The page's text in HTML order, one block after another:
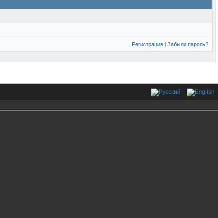
Регистрация | Забыли пароль?